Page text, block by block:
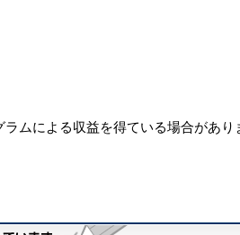
ムによる収益を得ている場合があり